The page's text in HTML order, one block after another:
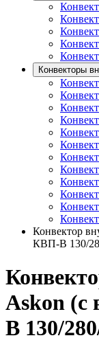
Конвекторы
Конвектор
КВП-В 130/
Askon (с
В 130/